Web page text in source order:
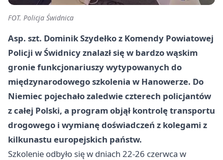
FOT. Policja Świdnica
Asp. szt. Dominik Szydełko z Komendy Powiatowej
Policji w Świdnicy znalazł się w bardzo wąskim
gronie funkcjonariuszy wytypowanych do
międzynarodowego szkolenia w Hanowerze. Do
Niemiec pojechało zaledwie czterech policjantów
z całej Polski, a program objął kontrolę transportu
drogowego i wymianę doświadczeń z kolegami z
kilkunastu europejskich państw.
Szkolenie odbyło się w dniach 22-26 czerwca w